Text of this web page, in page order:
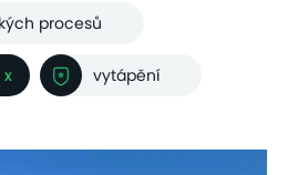
procesů
x vytápění